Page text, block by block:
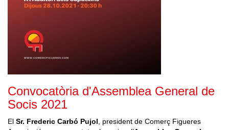
Convocatòria d'Assemblea General de
Socis 2021
El Sr. Frederic Carbó Pujol , president de Comerç Figueres